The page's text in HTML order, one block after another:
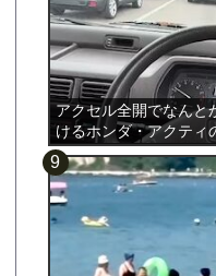
アクセル全開でなんと
けるホンダ・アクティ